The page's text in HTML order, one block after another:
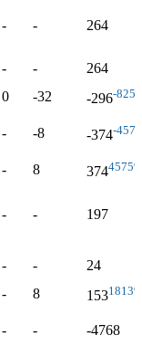
- - 264
- -
264
0 -32 -296-
- -8 -374-
- 8 374
- - 197
- -
24
- 8 153
- - -4768